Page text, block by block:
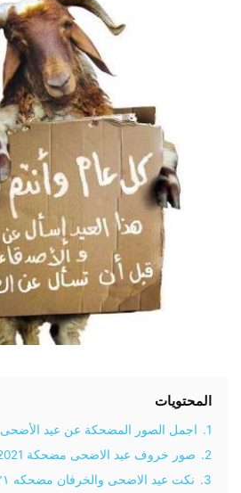
المحتويات
1.
اجمل الصور المضحكة عن عيد الأضحى 2021
2.
صور خروف عيد الاضحى مضحكة 2021
3.
نكت عيد الاضحى والخرفان مضحكه ٢٠٢١